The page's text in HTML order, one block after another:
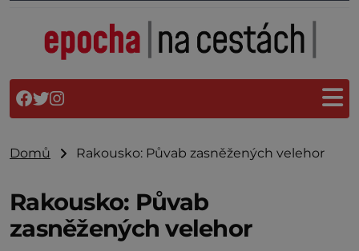
Domů Rakousko: Půvab zasněžených velehor
Rakousko: Půvab
zasněžených velehor